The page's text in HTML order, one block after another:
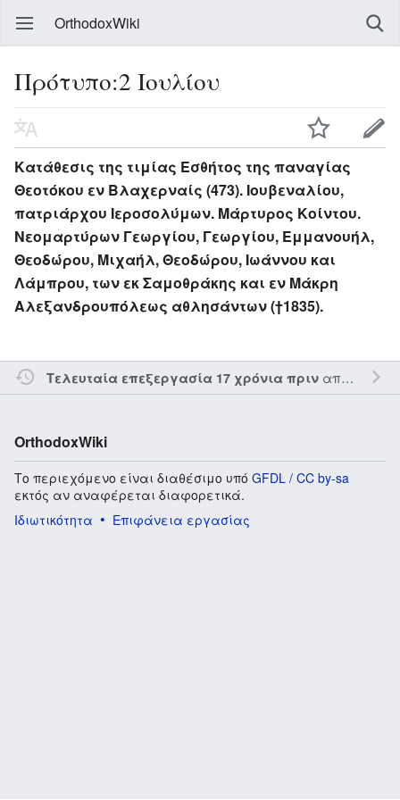
OrthodoxWiki
Πρότυπο:2 Ιουλίου
Κατάθεσις της τιμίας Εσθήτος της παναγίας
Θεοτόκου εν Βλαχερναίς (473). Ιουβεναλίου,
πατριάρχου Ιεροσολύμων. Μάρτυρος Κοίντου.
Νεομαρτύρων Γεωργίου, Γεωργίου, Εμμανουήλ,
Θεοδώρου, Μιχαήλ, Θεοδώρου, Ιωάννου και
Λάμπρου, των εκ Σαμοθράκης και εν Μάκρη
Αλεξανδρουπόλεως αθλησάντων (†1835).
Τελευταία επεξεργασία 17 χρόνια πριναπό τον την
OrthodoxWiki
Το περιεχόμενο είναι διαθέσιμο υπό GFDL / CC by-sa
εκτός αν αναφέρεται διαφορετικά.
Ιδιωτικότητα
Επιφάνεια εργασίας